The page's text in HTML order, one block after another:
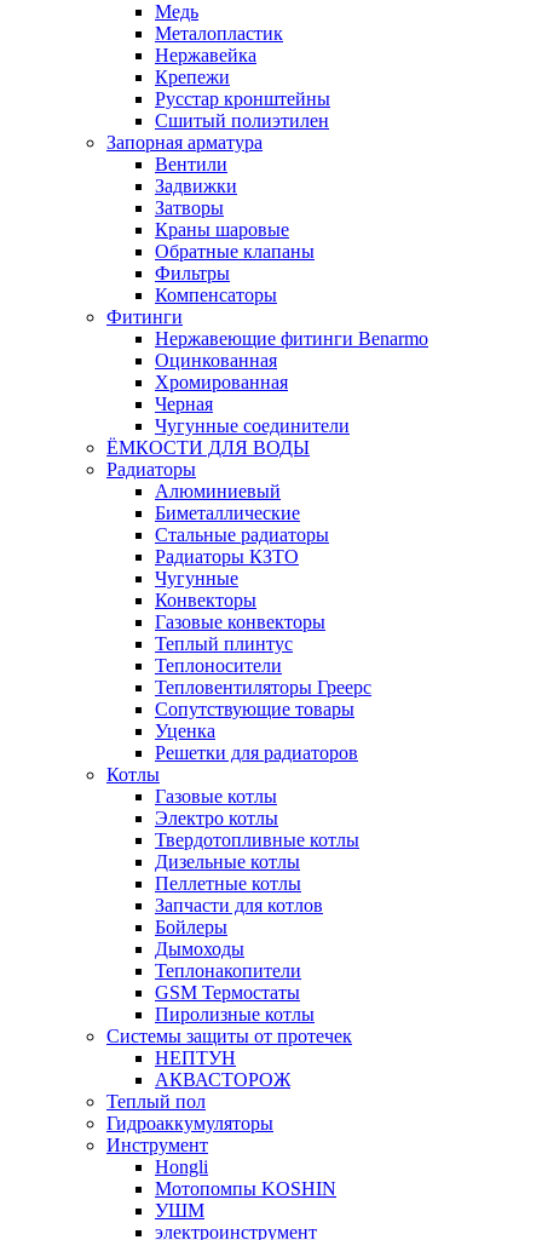
Медь
Металопластик
Нержавейка
Крепежи
Русстар кронштейны
Сшитый полиэтилен
Запорная арматура
Вентили
Задвижки
Затворы
Краны шаровые
Обратные клапаны
Фильтры
Компенсаторы
Фитинги
Нержавеющие фитинги Benarmo
Оцинкованная
Хромированная
Черная
Чугунные соединители
ЁМКОСТИ ДЛЯ ВОДЫ
Радиаторы
Алюминиевый
Биметаллические
Стальные радиаторы
Радиаторы КЗТО
Чугунные
Конвекторы
Газовые конвекторы
Теплый плинтус
Теплоносители
Тепловентиляторы Греерс
Сопутствующие товары
Уценка
Решетки для радиаторов
Котлы
Газовые котлы
Электро котлы
Твердотопливные котлы
Дизельные котлы
Пеллетные котлы
Запчасти для котлов
Бойлеры
Дымоходы
Теплонакопители
GSM Термостаты
Пиролизные котлы
Системы защиты от протечек
НЕПТУН
АКВАСТОРОЖ
Теплый пол
Гидроаккумуляторы
Инструмент
Hongli
Мотопомпы KOSHIN
УШМ
электроинструмент